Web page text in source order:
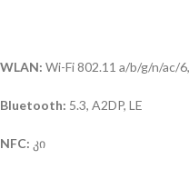
WLAN: Wi-Fi 802.11 a/b/g/n/ac/
Bluetooth: 5.3, A2DP, LE
NFC: კი